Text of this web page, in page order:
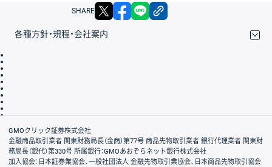
SHARE X facebook
各種方針・規程・会社案内
会社案内
GMOクリック証券株式会社
金融商品取引業者 関東財務局長（金商）第77号 商品先物取引業者 銀行代理業者 関東財
務局長（銀代）第330号 所属銀行：GMOあおぞらネット銀行株式会社
加入協会：日本証券業協会、一般社団法人 金融先物取引業協会、日本商品先物取引協会